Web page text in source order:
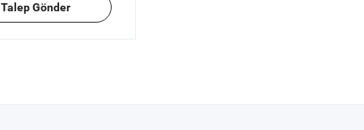
Talep Gönder